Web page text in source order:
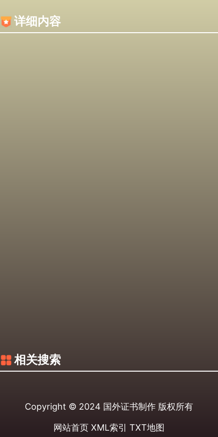
详细内容
相关搜索
Copyright © 2024 国外证书制作 版权所有
网站首页 XML索引 TXT地图